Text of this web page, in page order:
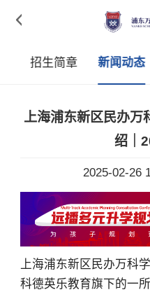

招生简章 新闻动态
上海浦东新区民办万
绍｜
2025-02-26
上海浦东新区民办万科
科德英乐教育旗下的一